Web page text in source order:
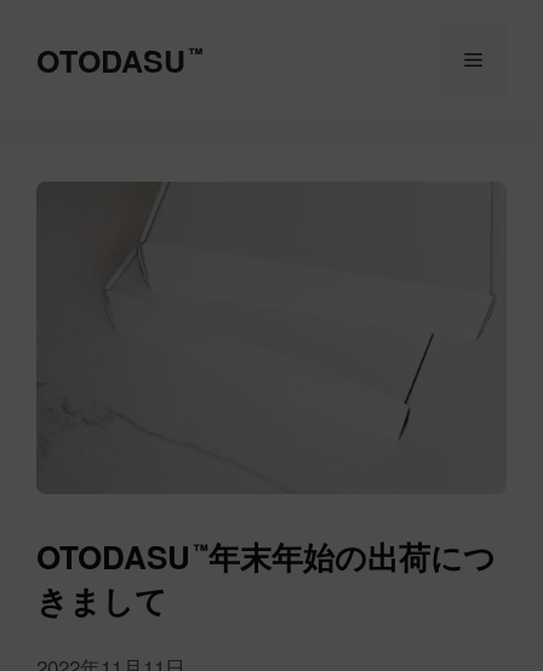
OTODASU ™ メ
OTODASU ™年末年始の出荷につ
きまして